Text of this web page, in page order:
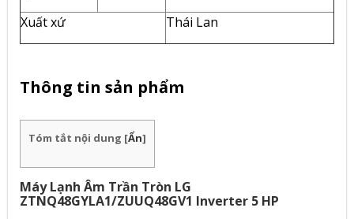
Xuất xứ Thái Lan
Thông tin sản phẩm
Tóm tắt nội dung [Ẩn]
Máy Lạnh Âm Trần Tròn LG
ZTNQ48GYLA1/ZUUQ48GV1 Inverter 5 HP